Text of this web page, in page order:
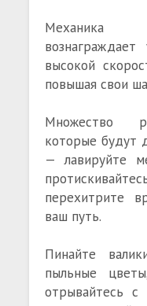
Механика
высокой
повышая свои
Множество
которые будут
— лавируйте
перехитрите
ваш путь.
Пинайте
пыльные
отрывайтесь с